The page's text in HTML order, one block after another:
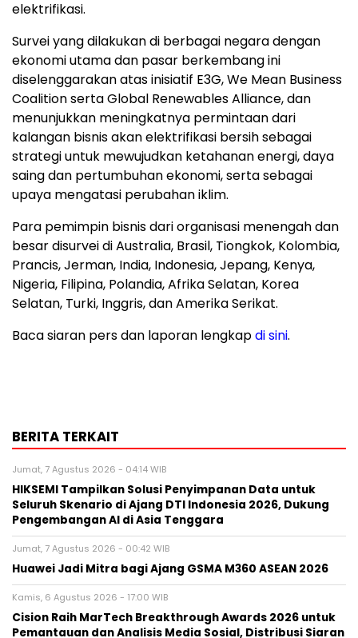
elektrifikasi.
Survei yang dilakukan di berbagai negara dengan
ekonomi utama dan pasar berkembang ini
diselenggarakan atas inisiatif E3G, We Mean Business
Coalition serta Global Renewables Alliance, dan
menunjukkan meningkatnya permintaan dari
kalangan bisnis akan elektrifikasi bersih sebagai
strategi untuk mewujudkan ketahanan energi, daya
saing dan pertumbuhan ekonomi, serta sebagai
upaya mengatasi perubahan iklim.
Para pemimpin bisnis dari organisasi menengah dan
besar disurvei di Australia, Brasil, Tiongkok, Kolombia,
Prancis, Jerman, India, Indonesia, Jepang, Kenya,
Nigeria, Filipina, Polandia, Afrika Selatan, Korea
Selatan, Turki, Inggris, dan Amerika Serikat.
Baca siaran pers dan laporan lengkapdi sini.
BERITA TERKAIT
Jumat, 7 Agustus 2026 - 04:14 WIB
HIKSEMI Tampilkan Solusi Penyimpanan Data untuk
Seluruh Skenario di Ajang DTI Indonesia 2026, Dukung
Pengembangan AI di Asia Tenggara
Jumat, 7 Agustus 2026 - 00:42 WIB
Huawei Jadi Mitra bagi Ajang GSMA M360 ASEAN 2026
Kamis, 6 Agustus 2026 - 17:00 WIB
Cision Raih MarTech Breakthrough Awards 2026 untuk
Pemantauan dan Analisis Media Sosial, Distribusi Siaran